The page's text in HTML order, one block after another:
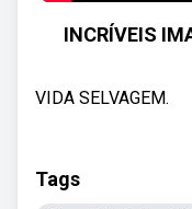
INCRÍVEIS
VIDA SELVAGEM.
Tags